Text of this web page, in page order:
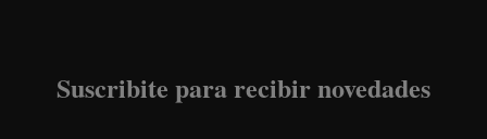
Suscribite para recibir novedades